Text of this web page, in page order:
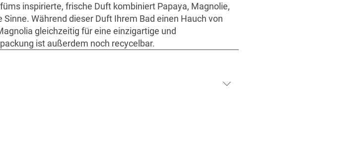
inspirierte, frische Duft kombiniert Papaya, Magnolie,
Während dieser Duft Ihrem Bad einen Hauch von
gleichzeitig für eine einzigartige und
ist außerdem noch recycelbar.